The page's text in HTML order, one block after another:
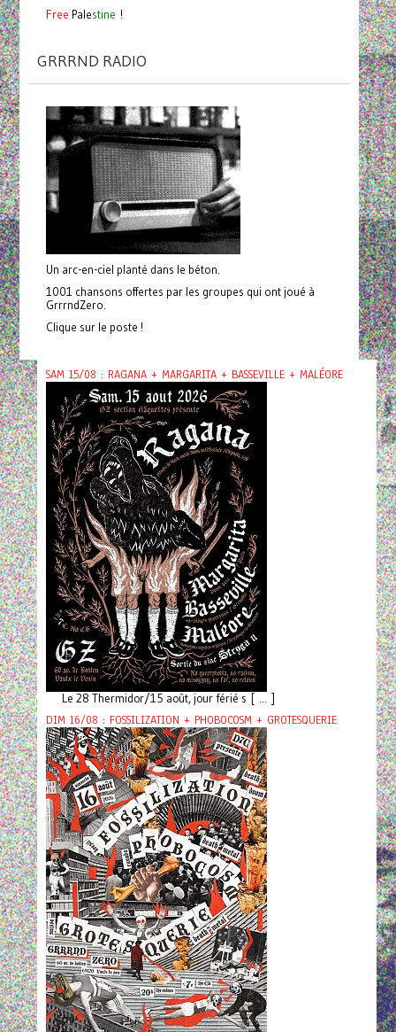
Free Palestine !
GRRRND RADIO
Un arc-en-ciel planté dans le béton.
1001 chansons offertes par les groupes qui ont joué à
GrrrndZero.
Clique sur le poste !
SAM 15/08 : RAGANA + MARGARITA + BASSEVILLE + MALÉORE
Le 28 Thermidor/15 août, jour férié s [ ... ]
DIM 16/08 : FOSSILIZATION + PHOBOCOSM + GROTESQUERIE